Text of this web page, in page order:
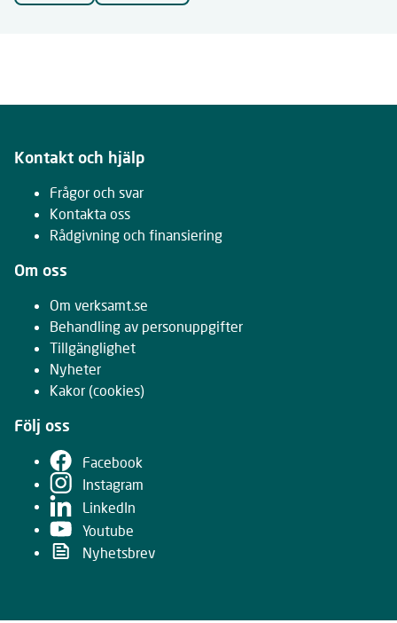
Kontakt och hjälp
Frågor och svar
Kontakta oss
Rådgivning och finansiering
Om oss
Om verksamt.se
Behandling av personuppgifter
Tillgänglighet
Nyheter
Kakor (cookies)
Följ oss
Facebook
Instagram
LinkedIn
Youtube
Nyhetsbrev